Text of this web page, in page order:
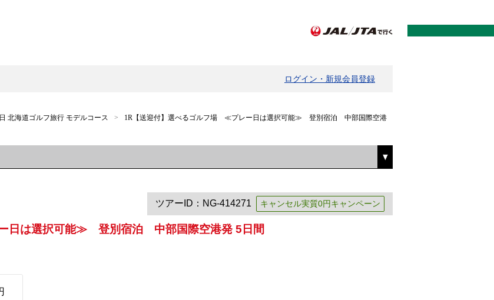
ログイン・新規会員登録
北海道ゴルフ旅行 モデルコース
1R【送迎付】選べるゴルフ場　≪プレー日は選択可能≫　登別宿泊　中部国際空港
ツアーID：NG-414271 キャンセル実質0円キャンペーン
日は選択可能≫ 登別宿泊 中部国際空港発 5日間